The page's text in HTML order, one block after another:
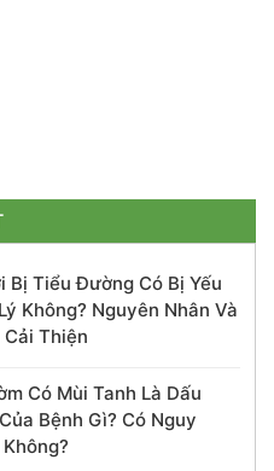
Bị Tiểu Đường Có Bị Yếu
Không? Nguyên Nhân Và
Thiện
Có Mùi Tanh Là Dấu
Bệnh Gì? Có Nguy